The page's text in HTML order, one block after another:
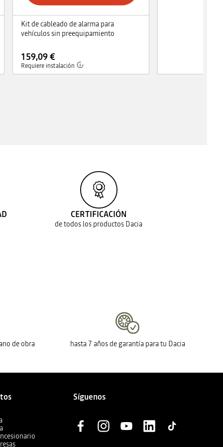
Kit de cableado de alarma para
vehículos sin preequipamiento
159,09 €
Requiere instalación
CERTIFICACIÓN
de todos los productos Dacia
de obra hasta 7 años de garantía para tu Dacia
Síguenos